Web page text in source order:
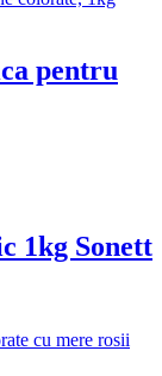
pentru
1kg Sonett